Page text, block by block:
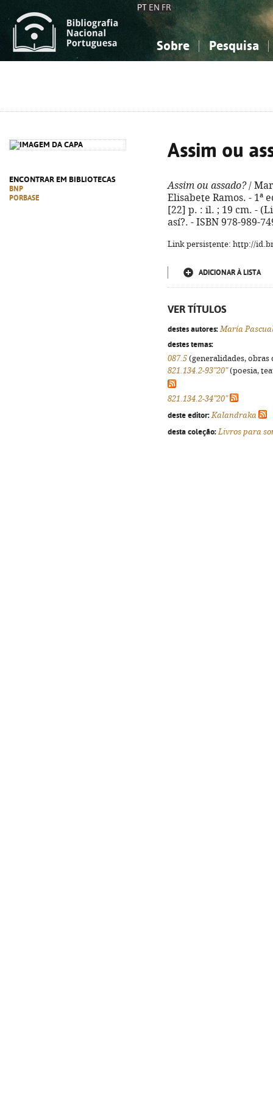
PT EN FR
Sobre Pesquisa
ENCONTRAR EM BIBLIOTECAS
BNP
PORBASE
Assim ou
Assim ou assado?/
Elisabete Ramos. - 1ª
[22] p. : il. ; 19 cm. -
así?. - ISBN 978-989-
Link persistente: http://
ADICIONAR À LISTA
VER TÍTULOS
destes autores: María
destes temas:
087.5 (generalidades,
821.134.2-93"20"(poesia,
821.134.2-34"20"
deste editor: Kalandraka
desta coleção: Livros para